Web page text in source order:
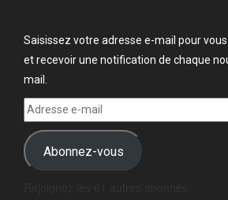
Saisissez votre adresse e-mail pour
et recevoir une notification de chaque
mail.
Adresse
e-
mail Abonnez-vous